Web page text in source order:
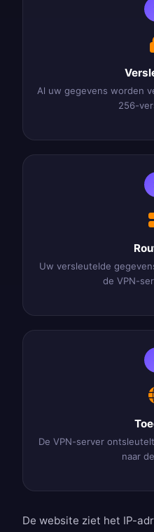
Al uw gegevens worden
256-
Uw versleutelde
de VPN-
De VPN-server
naar
De website ziet het IP-